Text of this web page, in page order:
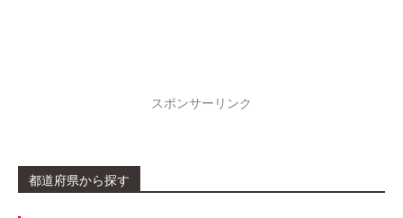
スポンサーリンク
都道府県から探す